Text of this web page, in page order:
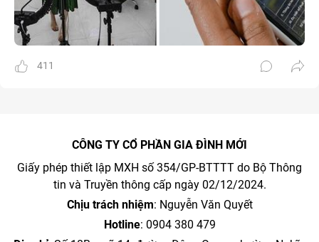
411
CÔNG TY CỔ PHẦN GIA ĐÌNH MỚI
Giấy phép thiết lập MXH số 354/GP-BTTTT do Bộ Thông
tin và Truyền thông cấp ngày 02/12/2024.
Chịu trách nhiệm: Nguyễn Văn Quyết
Hotline: 0904 380 479